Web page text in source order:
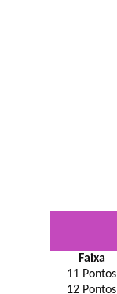
Faixa
11 Pontos
12 Pontos